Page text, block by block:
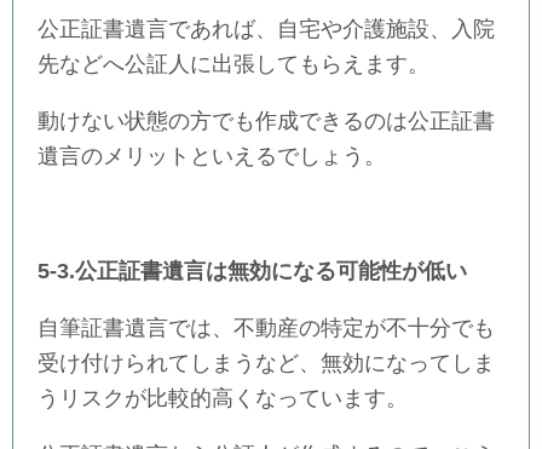
公正証書遺言であれば、自宅や介護施設、入院
先などへ公証人に出張してもらえます。
動けない状態の方でも作成できるのは公正証書
遺言のメリットといえるでしょう。
5-3.公正証書遺言は無効になる可能性が低い
自筆証書遺言では、不動産の特定が不十分でも
受け付けられてしまうなど、無効になってしま
うリスクが比較的高くなっています。